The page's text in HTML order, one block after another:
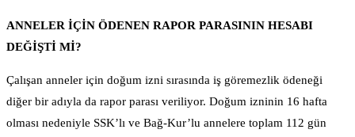
ANNELER İÇİN ÖDENEN RAPOR PARASININ HESABI
DEĞİŞTİ Mİ?
Çalışan anneler için doğum izni sırasında iş göremezlik ödeneği
diğer bir adıyla da rapor parası veriliyor. Doğum izninin 16 hafta
olması nedeniyle SSK’lı ve Bağ-Kur’lu annelere toplam 112 gün